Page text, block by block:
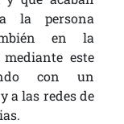
la persona
en la
este
con un
a las redes de